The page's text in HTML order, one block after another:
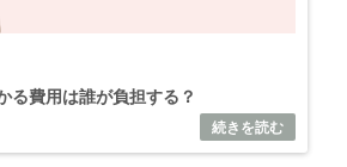
る費用は誰が負担する？